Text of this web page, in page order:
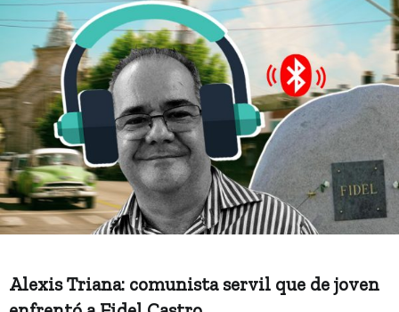
Alexis Triana: comunista servil que de joven